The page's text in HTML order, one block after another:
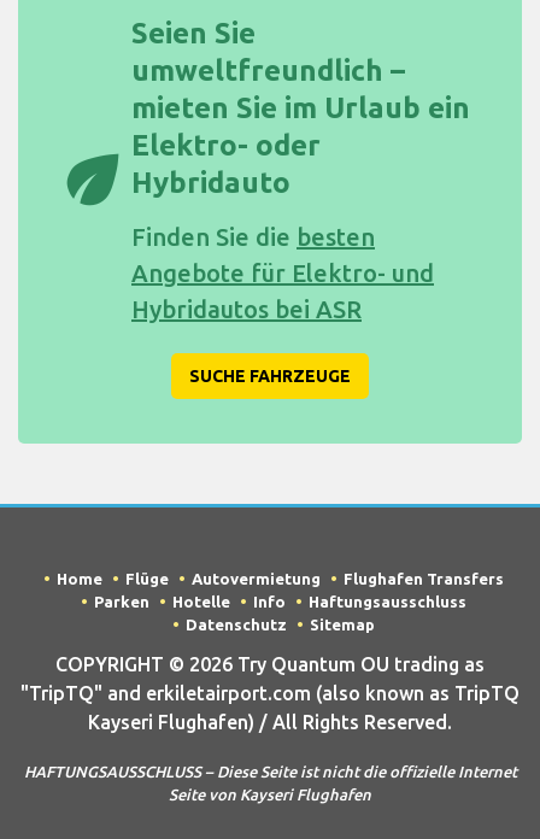
eco
Seien Sie
umweltfreundlich –
mieten Sie im Urlaub ein
Elektro- oder
Hybridauto
Finden Sie die besten
Angebote für Elektro- und
Hybridautos bei ASR
SUCHE FAHRZEUGE
Home Flüge Autovermietung
Flughafen Transfers
Parken
Hotelle Info
Haftungsausschluss
Datenschutz
Sitemap
COPYRIGHT © 2026 Try Quantum OU trading as
"TripTQ" and erkiletairport.com (also known as TripTQ
Kayseri Flughafen) / All Rights Reserved.
HAFTUNGSAUSSCHLUSS – Diese Seite ist nicht die offizielle Internet
Seite von Kayseri Flughafen